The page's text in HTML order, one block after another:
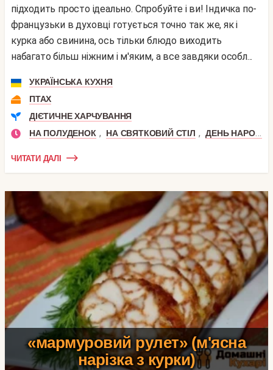
підходить просто ідеально. Спробуйте і ви! Індичка по-
французьки в духовці готується точно так же, як і
курка або свинина, ось тільки блюдо виходить
набагато більш ніжним і м'яким, а все завдяки особл...
УКРАЇНСЬКА КУХНЯ
ПТАХ
ДІЄТИЧНЕ ХАРЧУВАННЯ
НА ПОЛУДЕНОК , НА СВЯТКОВИЙ СТІЛ , ДЕНЬ НАРОДЖЕННЯ
ЧИТАТИ ДАЛІ
«мармуровий рулет» (м'ясна
нарізка з курки)